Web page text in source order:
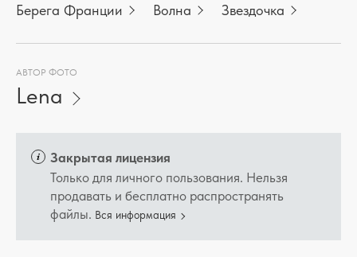
Берега Франции Волна Звездочка
АВТОР ФОТО
Lena
Закрытая лицензия
Только для личного пользования. Нельзя
продавать и бесплатно распространять
файлы. Вся информация